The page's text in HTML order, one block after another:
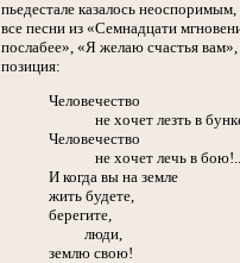
пьедестале казалось
все песни из «Семнадцати
послабее», «Я желаю счастья
позиция:
Человечество
не хочет лезть в
Человечество
не хочет лечь в бою!..
И когда вы на земле
жить будете,
берегите,
люди,
землю свою!